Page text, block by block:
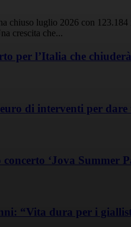
chiuso luglio 2026 con
crescita che...
per l’Italia che
di interventi per dare
‘Jova Summer
“Vita dura per i